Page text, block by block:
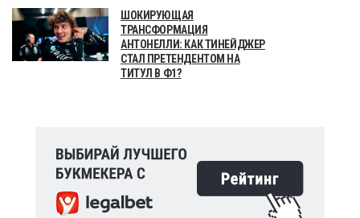
ШОКИРУЮЩАЯ
ТРАНСФОРМАЦИЯ
АНТОНЕЛЛИ: КАК ТИНЕЙДЖЕР
СТАЛ ПРЕТЕНДЕНТОМ НА
ТИТУЛ В Ф1?